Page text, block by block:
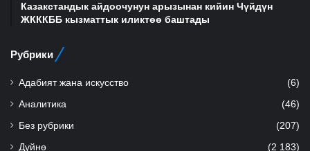
Казакстандык айдоочунун арызынан кийин Чүйдүн
ЖКККББ кызматтык иликтөө баштады
Рубрики
Адабият жана искусство (6)
Аналитика (46)
Без рубрики (207)
Дүйнө (2 183)